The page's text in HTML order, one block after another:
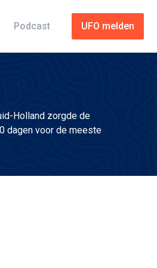
UFO melden
Podcast
Holland zorgde de
dagen voor de meeste